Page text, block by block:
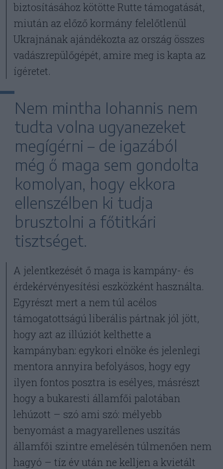
biztosításához kötötte Rutte támogatását,
miután az előző kormány felelőtlenül
Ukrajnának ajándékozta az ország összes
vadászrepülőgépét, amire meg is kapta az
ígéretet.
Nem mintha Iohannis nem
tudta volna ugyanezeket
megígérni – de igazából
még ő maga sem gondolta
komolyan, hogy ekkora
ellenszélben ki tudja
brusztolni a főtitkári
tisztséget.
A jelentkezését ő maga is kampány- és
érdekérvényesítési eszközként használta.
Egyrészt mert a nem túl acélos
támogatottságú liberális pártnak jól jött,
hogy azt az illúziót kelthette a
kampányban: egykori elnöke és jelenlegi
mentora annyira befolyásos, hogy egy
ilyen fontos posztra is esélyes, másrészt
hogy a bukaresti államfői palotában
lehúzott – szó ami szó: mélyebb
benyomást a magyarellenes uszítás
államfői szintre emelésén túlmenően nem
hagyó – tíz év után ne kelljen a kvietált